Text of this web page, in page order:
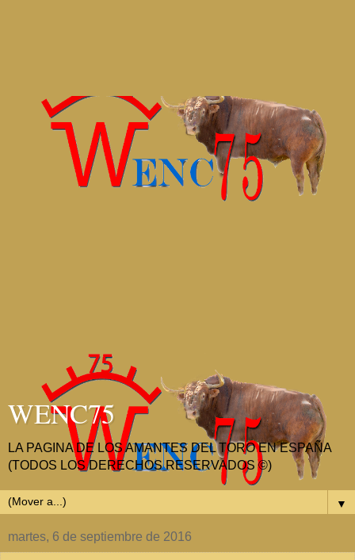
WENC75
LA PAGINA DE LOS AMANTES DEL TORO EN ESPAÑA
(TODOS LOS DERECHOS RESERVADOS ©)
▼
martes, 6 de septiembre de 2016